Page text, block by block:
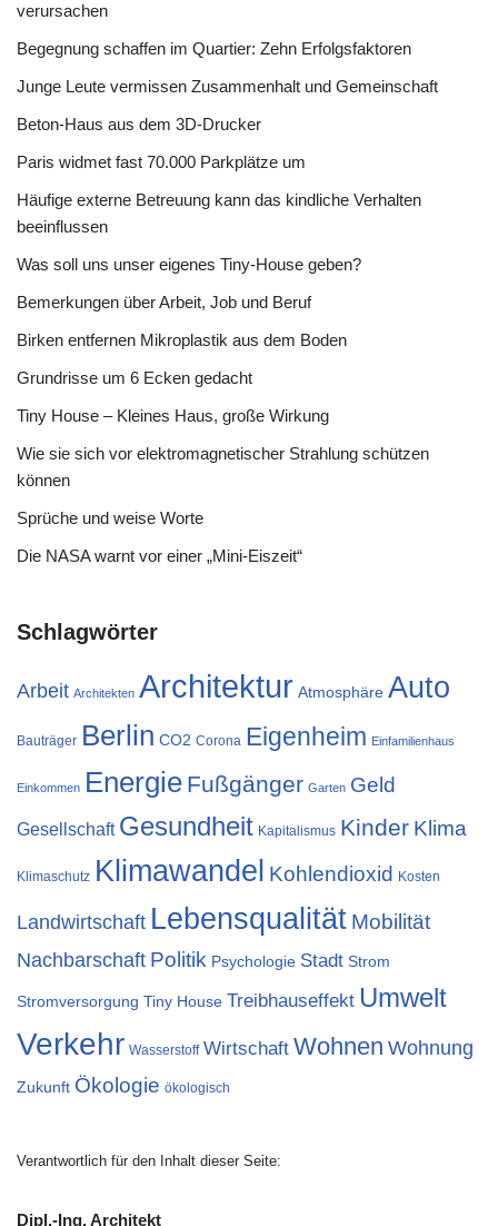
verursachen
Begegnung schaffen im Quartier: Zehn Erfolgsfaktoren
Junge Leute vermissen Zusammenhalt und Gemeinschaft
Beton-Haus aus dem 3D-Drucker
Paris widmet fast 70.000 Parkplätze um
Häufige externe Betreuung kann das kindliche Verhalten
beeinflussen
Was soll uns unser eigenes Tiny-House geben?
Bemerkungen über Arbeit, Job und Beruf
Birken entfernen Mikroplastik aus dem Boden
Grundrisse um 6 Ecken gedacht
Tiny House – Kleines Haus, große Wirkung
Wie sie sich vor elektromagnetischer Strahlung schützen
können
Sprüche und weise Worte
Die NASA warnt vor einer „Mini-Eiszeit“
Schlagwörter
Arbeit Architekten Architektur Atmosphäre Auto
Bauträger Berlin CO2 Corona Eigenheim Einfamilienhaus
Einkommen Energie Fußgänger Garten Geld
Gesellschaft Gesundheit Kapitalismus Kinder Klima
Klimaschutz Klimawandel Kohlendioxid Kosten
Landwirtschaft Lebensqualität Mobilität
Nachbarschaft Politik Psychologie Stadt Strom
Stromversorgung Tiny House Treibhauseffekt Umwelt
Verkehr Wasserstoff Wirtschaft Wohnen Wohnung
Zukunft Ökologie ökologisch
Verantwortlich für den Inhalt dieser Seite:
Dipl.-Ing. Architekt